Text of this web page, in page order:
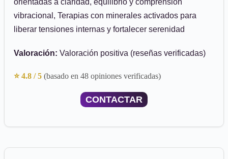
orientadas a claridad, equilibrio y comprensión
vibracional, Terapias con minerales activados para
liberar tensiones internas y fortalecer serenidad
Valoración: Valoración positiva (reseñas verificadas)
⭐ 4.8 / 5 (basado en 48 opiniones verificadas)
CONTACTAR